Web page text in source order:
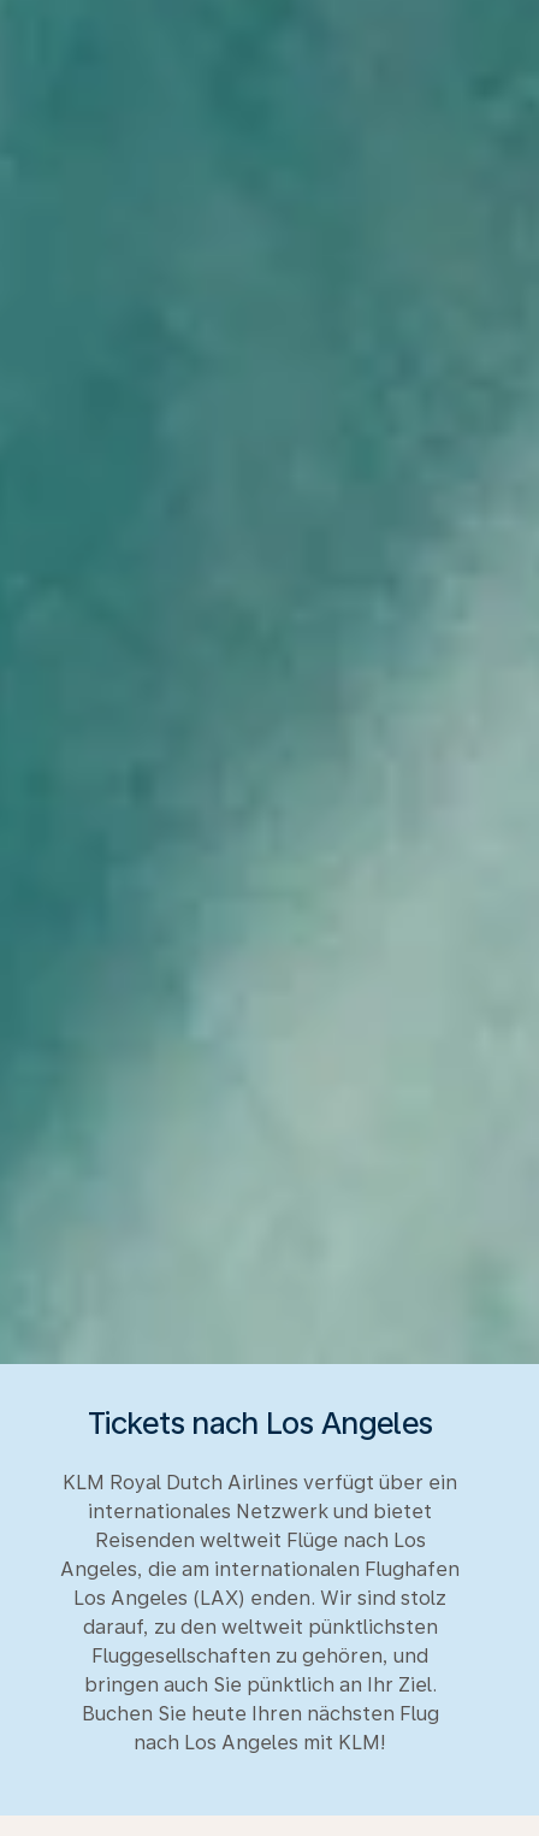
Tickets nach Los Angeles
KLM Royal Dutch Airlines verfügt über ein
internationales Netzwerk und bietet
Reisenden weltweit Flüge nach Los
Angeles, die am internationalen Flughafen
Los Angeles (LAX) enden. Wir sind stolz
darauf, zu den weltweit pünktlichsten
Fluggesellschaften zu gehören, und
bringen auch Sie pünktlich an Ihr Ziel.
Buchen Sie heute Ihren nächsten Flug
nach Los Angeles mit KLM!